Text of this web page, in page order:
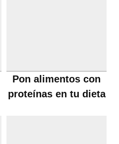
Pon alimentos con
proteínas en tu dieta